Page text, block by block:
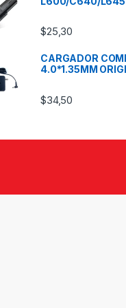
$25,30
CARGADOR
4.0*1.35MM ORIGI
$34,50